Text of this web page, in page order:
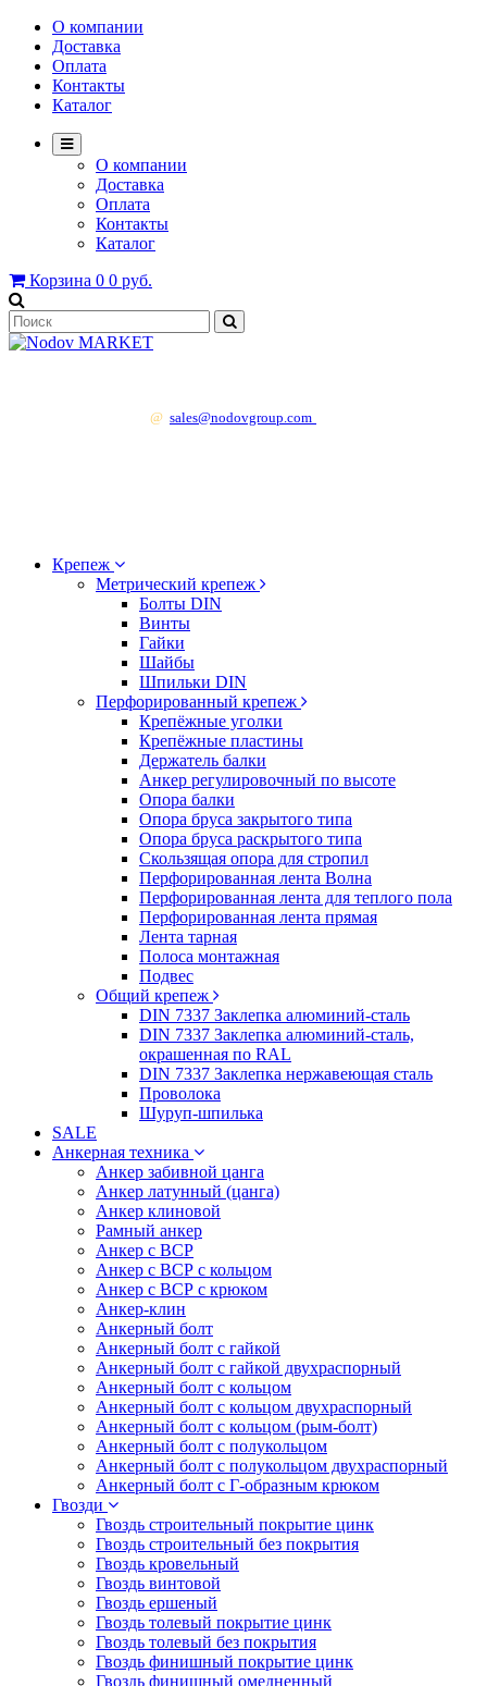
О компании
Доставка
Оплата
Контакты
Каталог
О компании
Доставка
Оплата
Контакты
Каталог
Корзина 0 0 руб.
@ sales@nodovgroup.com
Крепеж
Метрический крепеж
Болты DIN
Винты
Гайки
Шайбы
Шпильки DIN
Перфорированный крепеж
Крепёжные уголки
Крепёжные пластины
Держатель балки
Анкер регулировочный по высоте
Опора балки
Опора бруса закрытого типа
Опора бруса раскрытого типа
Скользящая опора для стропил
Перфорированная лента Волна
Перфорированная лента для теплого пола
Перфорированная лента прямая
Лента тарная
Полоса монтажная
Подвес
Общий крепеж
DIN 7337 Заклепка алюминий-сталь
DIN 7337 Заклепка алюминий-сталь,
окрашенная по RAL
DIN 7337 Заклепка нержавеющая сталь
Проволока
Шуруп-шпилька
SALE
Анкерная техника
Анкер забивной цанга
Анкер латунный (цанга)
Анкер клиновой
Рамный анкер
Анкер с ВСР
Анкер с ВСР с кольцом
Анкер с ВСР с крюком
Анкер-клин
Анкерный болт
Анкерный болт с гайкой
Анкерный болт с гайкой двухраспорный
Анкерный болт с кольцом
Анкерный болт с кольцом двухраспорный
Анкерный болт с кольцом (рым-болт)
Анкерный болт с полукольцом
Анкерный болт с полукольцом двухраспорный
Анкерный болт с Г-образным крюком
Гвозди
Гвоздь строительный покрытие цинк
Гвоздь строительный без покрытия
Гвоздь кровельный
Гвоздь винтовой
Гвоздь ершеный
Гвоздь толевый покрытие цинк
Гвоздь толевый без покрытия
Гвоздь финишный покрытие цинк
Гвоздь финишный омедненный